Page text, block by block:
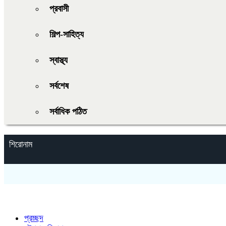
প্রবাসী
শিল্প-সাহিত্য
স্বাস্থ্য
সর্বশেষ
সর্বাধিক পঠিত
শিরোনাম
প্রচ্ছদ